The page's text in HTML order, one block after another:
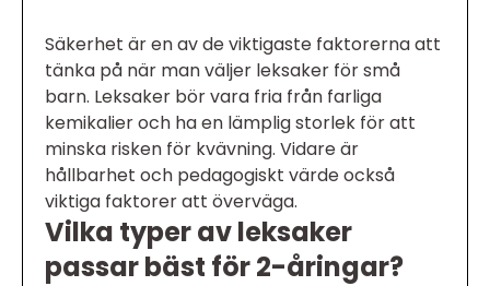
Säkerhet är en av de viktigaste faktorerna att
tänka på när man väljer leksaker för små
barn. Leksaker bör vara fria från farliga
kemikalier och ha en lämplig storlek för att
minska risken för kvävning. Vidare är
hållbarhet och pedagogiskt värde också
viktiga faktorer att överväga.
Vilka typer av leksaker
passar bäst för 2-åringar?